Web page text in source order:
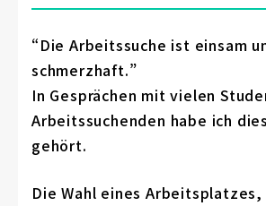
“Die Arbeitssuche ist einsam
schmerzhaft.”
In Gesprächen mit vielen
Arbeitssuchenden habe ich
gehört.
Die Wahl eines